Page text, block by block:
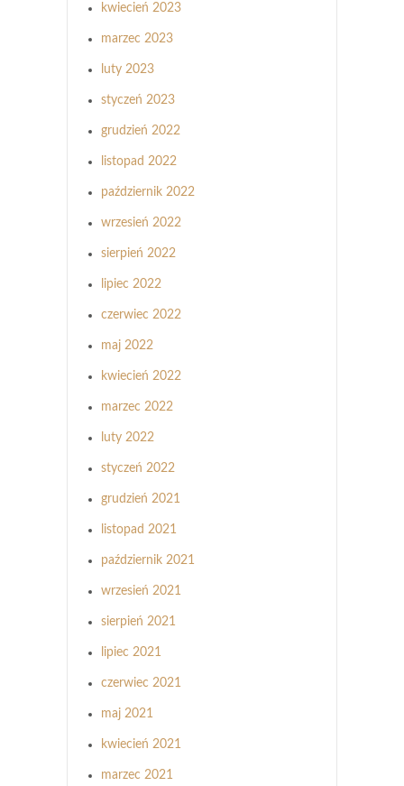
kwiecień 2023
marzec 2023
luty 2023
styczeń 2023
grudzień 2022
listopad 2022
październik 2022
wrzesień 2022
sierpień 2022
lipiec 2022
czerwiec 2022
maj 2022
kwiecień 2022
marzec 2022
luty 2022
styczeń 2022
grudzień 2021
listopad 2021
październik 2021
wrzesień 2021
sierpień 2021
lipiec 2021
czerwiec 2021
maj 2021
kwiecień 2021
marzec 2021